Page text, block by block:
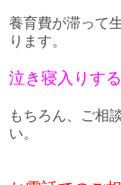
養育費が滞って
ります。
泣き寝入りす
もちろん、ご相
い。